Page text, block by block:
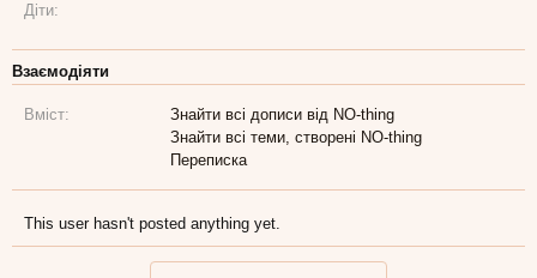
Діти:
Взаємодіяти
Вміст:
Знайти всі дописи від NO-thing
Знайти всі теми, створені NO-thing
Переписка
This user hasn't posted anything yet.